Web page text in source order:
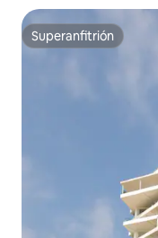
Superanfitrión
Superanfitrión